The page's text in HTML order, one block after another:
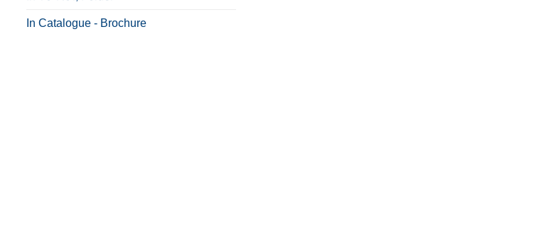
In Catalogue - Brochure